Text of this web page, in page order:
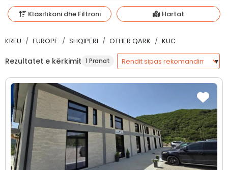
Klasifikoni dhe Filtroni Hartat
KREU EUROPË SHQIPËRI OTHER QARK KUC
Rezultatet e kërkimit 1 Pronat